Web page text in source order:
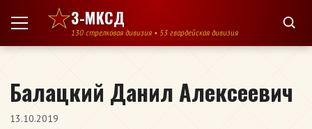
Перейти к содержимому
3-МКСД
130 стрелковая дивизия • 53 гвардейская дивизия
Балацкий Данил Алексеевич
13.10.2019